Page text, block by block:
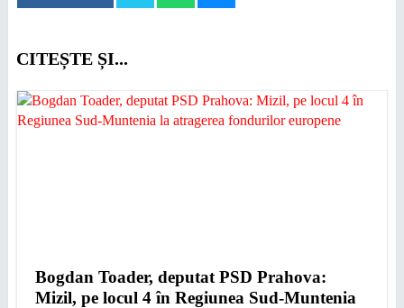
CITEȘTE ȘI...
Bogdan Toader, deputat PSD Prahova:
Mizil, pe locul 4 în Regiunea Sud-Muntenia